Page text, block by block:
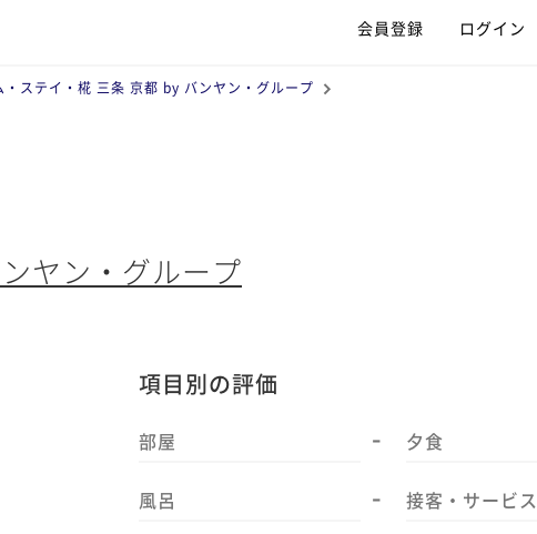
会員登録 ログイン
・ステイ・椛 三条 京都 by バンヤン・グループ
ヤン・グループ
項目別の評価
部屋 -
風呂 -
夕食
接客・サービス